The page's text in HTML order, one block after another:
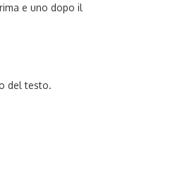
e uno dopo il
del testo.